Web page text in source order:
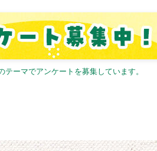
ーマでアンケートを募集しています。